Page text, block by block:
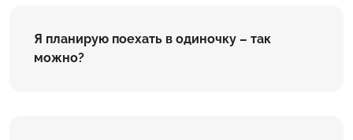
Я планирую поехать в одиночку – так
можно?